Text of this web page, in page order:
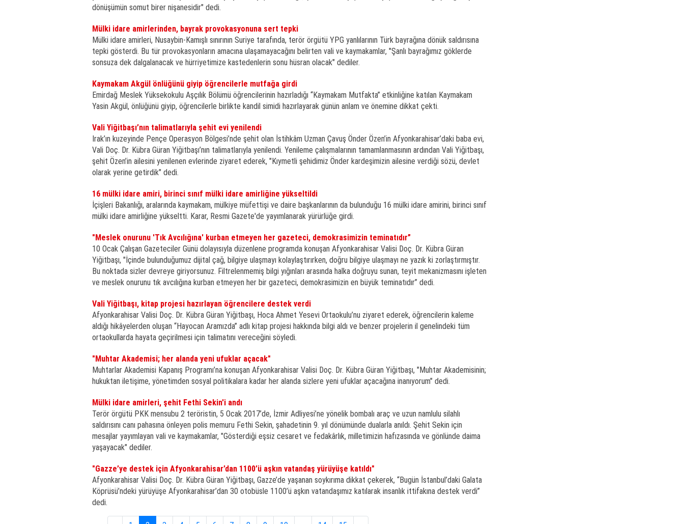
dönüşümün somut birer nişanesidir" dedi.
Mülki idare amirlerinden, bayrak provokasyonuna sert tepki
Mülki idare amirleri, Nusaybin-Kamışlı sınırının Suriye tarafında, terör örgütü YPG yanlılarının Türk bayrağına dönük saldırısına
tepki gösterdi. Bu tür provokasyonların amacına ulaşamayacağını belirten vali ve kaymakamlar, "Şanlı bayrağımız göklerde
sonsuza dek dalgalanacak ve hürriyetimize kastedenlerin sonu hüsran olacak" dediler.
Kaymakam Akgül önlüğünü giyip öğrencilerle mutfağa girdi
Emirdağ Meslek Yüksekokulu Aşçılık Bölümü öğrencilerinin hazırladığı “Kaymakam Mutfakta” etkinliğine katılan Kaymakam
Yasin Akgül, önlüğünü giyip, öğrencilerle birlikte kandil simidi hazırlayarak günün anlam ve önemine dikkat çekti.
Vali Yiğitbaşı’nın talimatlarıyla şehit evi yenilendi
Irak’ın kuzeyinde Pençe Operasyon Bölgesi’nde şehit olan İstihkâm Uzman Çavuş Önder Özen’in Afyonkarahisar’daki baba evi,
Vali Doç. Dr. Kübra Güran Yiğitbaşı’nın talimatlarıyla yenilendi. Yenileme çalışmalarının tamamlanmasının ardından Vali Yiğitbaşı,
şehit Özen’in ailesini yenilenen evlerinde ziyaret ederek, "Kıymetli şehidimiz Önder kardeşimizin ailesine verdiği sözü, devlet
olarak yerine getirdik" dedi.
16 mülki idare amiri, birinci sınıf mülki idare amirliğine yükseltildi
İçişleri Bakanlığı, aralarında kaymakam, mülkiye müfettişi ve daire başkanlarının da bulunduğu 16 mülki idare amirini, birinci sınıf
mülki idare amirliğine yükseltti. Karar, Resmi Gazete'de yayımlanarak yürürlüğe girdi.
"Meslek onurunu 'Tık Avcılığına' kurban etmeyen her gazeteci, demokrasimizin teminatıdır”
10 Ocak Çalışan Gazeteciler Günü dolayısıyla düzenlene programda konuşan Afyonkarahisar Valisi Doç. Dr. Kübra Güran
Yiğitbaşı, "İçinde bulunduğumuz dijital çağ, bilgiye ulaşmayı kolaylaştırırken, doğru bilgiye ulaşmayı ne yazık ki zorlaştırmıştır.
Bu noktada sizler devreye giriyorsunuz. Filtrelenmemiş bilgi yığınları arasında halka doğruyu sunan, teyit mekanizmasını işleten
ve meslek onurunu tık avcılığına kurban etmeyen her bir gazeteci, demokrasimizin en büyük teminatıdır” dedi.
Vali Yiğitbaşı, kitap projesi hazırlayan öğrencilere destek verdi
Afyonkarahisar Valisi Doç. Dr. Kübra Güran Yiğitbaşı, Hoca Ahmet Yesevi Ortaokulu’nu ziyaret ederek, öğrencilerin kaleme
aldığı hikâyelerden oluşan “Hayocan Aramızda” adlı kitap projesi hakkında bilgi aldı ve benzer projelerin il genelindeki tüm
ortaokullarda hayata geçirilmesi için talimatını vereceğini söyledi.
"Muhtar Akademisi; her alanda yeni ufuklar açacak"
Muhtarlar Akademisi Kapanış Programı’na konuşan Afyonkarahisar Valisi Doç. Dr. Kübra Güran Yiğitbaşı, "Muhtar Akademisinin;
hukuktan iletişime, yönetimden sosyal politikalara kadar her alanda sizlere yeni ufuklar açacağına inanıyorum" dedi.
Mülki idare amirleri, şehit Fethi Sekin'i andı
Terör örgütü PKK mensubu 2 teröristin, 5 Ocak 2017’de, İzmir Adliyesi’ne yönelik bombalı araç ve uzun namlulu silahlı
saldırısını canı pahasına önleyen polis memuru Fethi Sekin, şahadetinin 9. yıl dönümünde dualarla anıldı. Şehit Sekin için
mesajlar yayımlayan vali ve kaymakamlar, "Gösterdiği eşsiz cesaret ve fedakârlık, milletimizin hafızasında ve gönlünde daima
yaşayacak" dediler.
"Gazze’ye destek için Afyonkarahisar’dan 1100’ü aşkın vatandaş yürüyüşe katıldı"
Afyonkarahisar Valisi Doç. Dr. Kübra Güran Yiğitbaşı, Gazze’de yaşanan soykırıma dikkat çekerek, “Bugün İstanbul’daki Galata
Köprüsü’ndeki yürüyüşe Afyonkarahisar’dan 30 otobüsle 1100’ü aşkın vatandaşımız katılarak insanlık ittifakına destek verdi”
dedi.